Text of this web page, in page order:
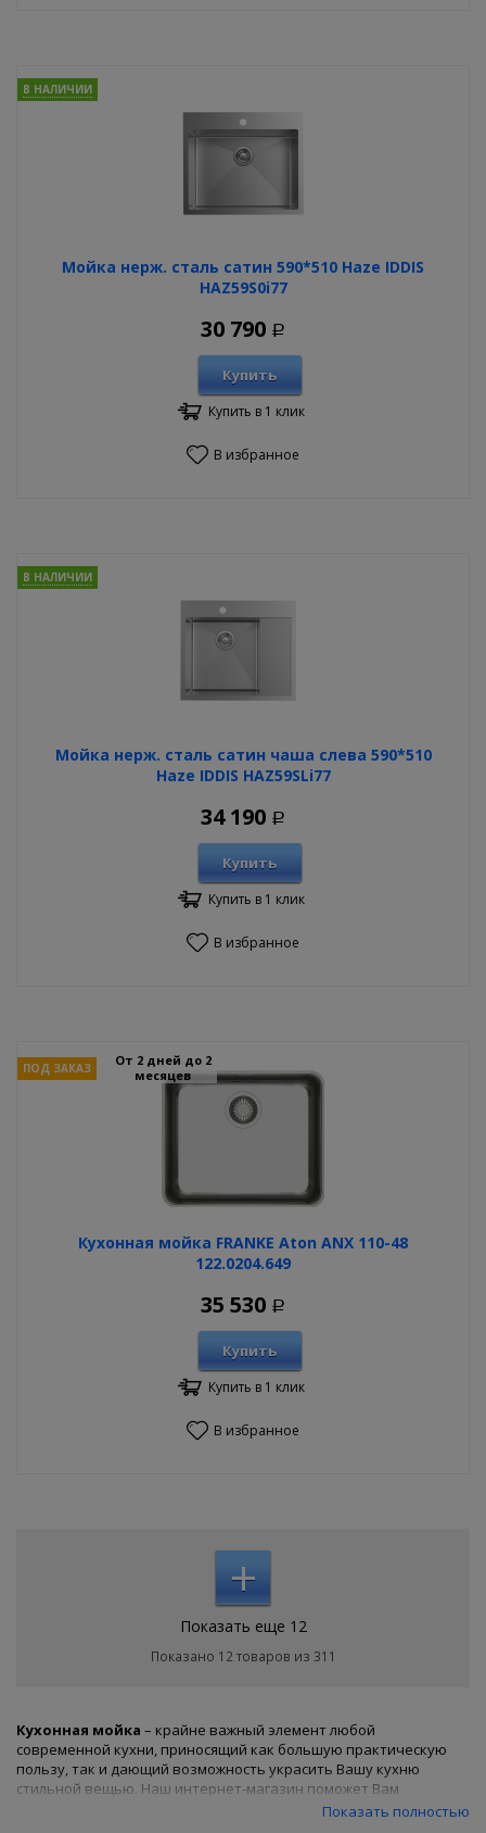
Мойка нерж. сталь сатин 590*510 Haze IDDIS
HAZ59S0i77
В НАЛИЧИИ
30 790 Р
Купить
Купить в 1 клик
В избранное
Мойка нерж. сталь сатин чаша слева 590*510
Haze IDDIS HAZ59SLi77
В НАЛИЧИИ
34 190 Р
Купить
Купить в 1 клик
В избранное
Кухонная мойка FRANKE Aton ANX 110-48
122.0204.649
ПОД ЗАКАЗ
От 2 дней до 2
месяцев
35 530 Р
Купить
Купить в 1 клик
В избранное
+
Показать еще 12
Показано 12 товаров из 311
Кухонная мойка – крайне важный элемент любой
современной кухни, приносящий как большую практическую
пользу, так и дающий возможность украсить Вашу кухню
стильной вещью. Наш интернет-магазин поможет Вам
исполнить обе этих задумки за приемлемую цену. Кухонные
Показать полностью